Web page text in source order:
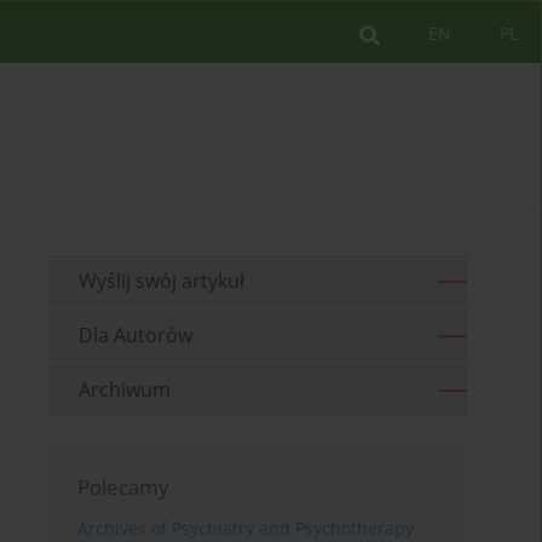
PL
EN
Wyślij swój artykuł
Dla Autorów
Archiwum
Polecamy
Archives of Psychiatry and Psychotherapy